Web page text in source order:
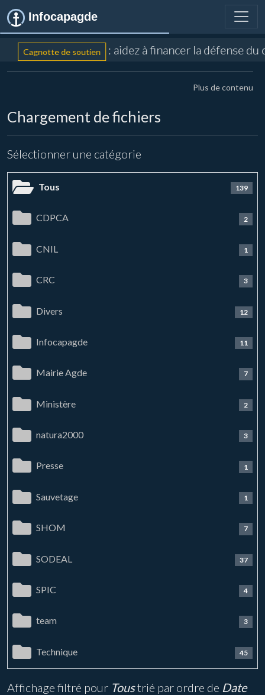
Infocapagde
Cagnotte de soutien : aidez à financer la défense du
Plus de contenu
Chargement de fichiers
Sélectionner une catégorie
Tous 139
CDPCA 2
CNIL 1
CRC 3
Divers 12
Infocapagde 11
Mairie Agde 7
Ministère 2
natura2000 3
Presse 1
Sauvetage 1
SHOM 7
SODEAL 37
SPIC 4
team 3
Technique 45
Affichage filtré pour Toustrié par ordre de Date